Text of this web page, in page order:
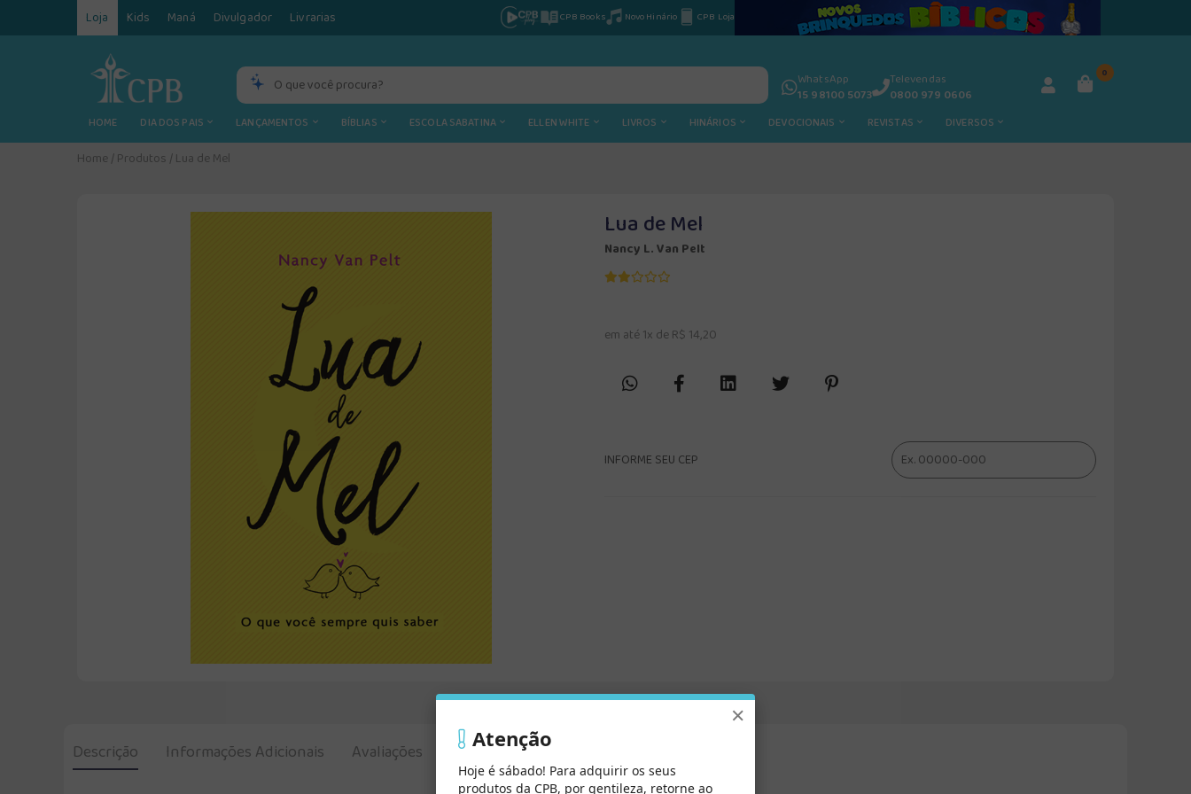
Loja Kids Maná Divulgador Livrarias CPB Books Novo Hinário CPB Loja
WhatsApp
15 98100 5073
Televendas
0800 979 0606
0
HOME DIA DOS PAIS LANÇAMENTOS BÍBLIAS ESCOLA SABATINA ELLEN WHITE LIVROS HINÁRIOS DEVOCIONAIS REVISTAS DIVERSOS
Home /Produtos /Lua de Mel
Lua de Mel
Nancy L. Van Pelt
em até 1x de R$ 14,20
INFORME SEU CEP
Descrição Informações Adicionais Avaliações
×
Atenção
Hoje é sábado! Para adquirir os seus
produtos da CPB, por gentileza, retorne ao